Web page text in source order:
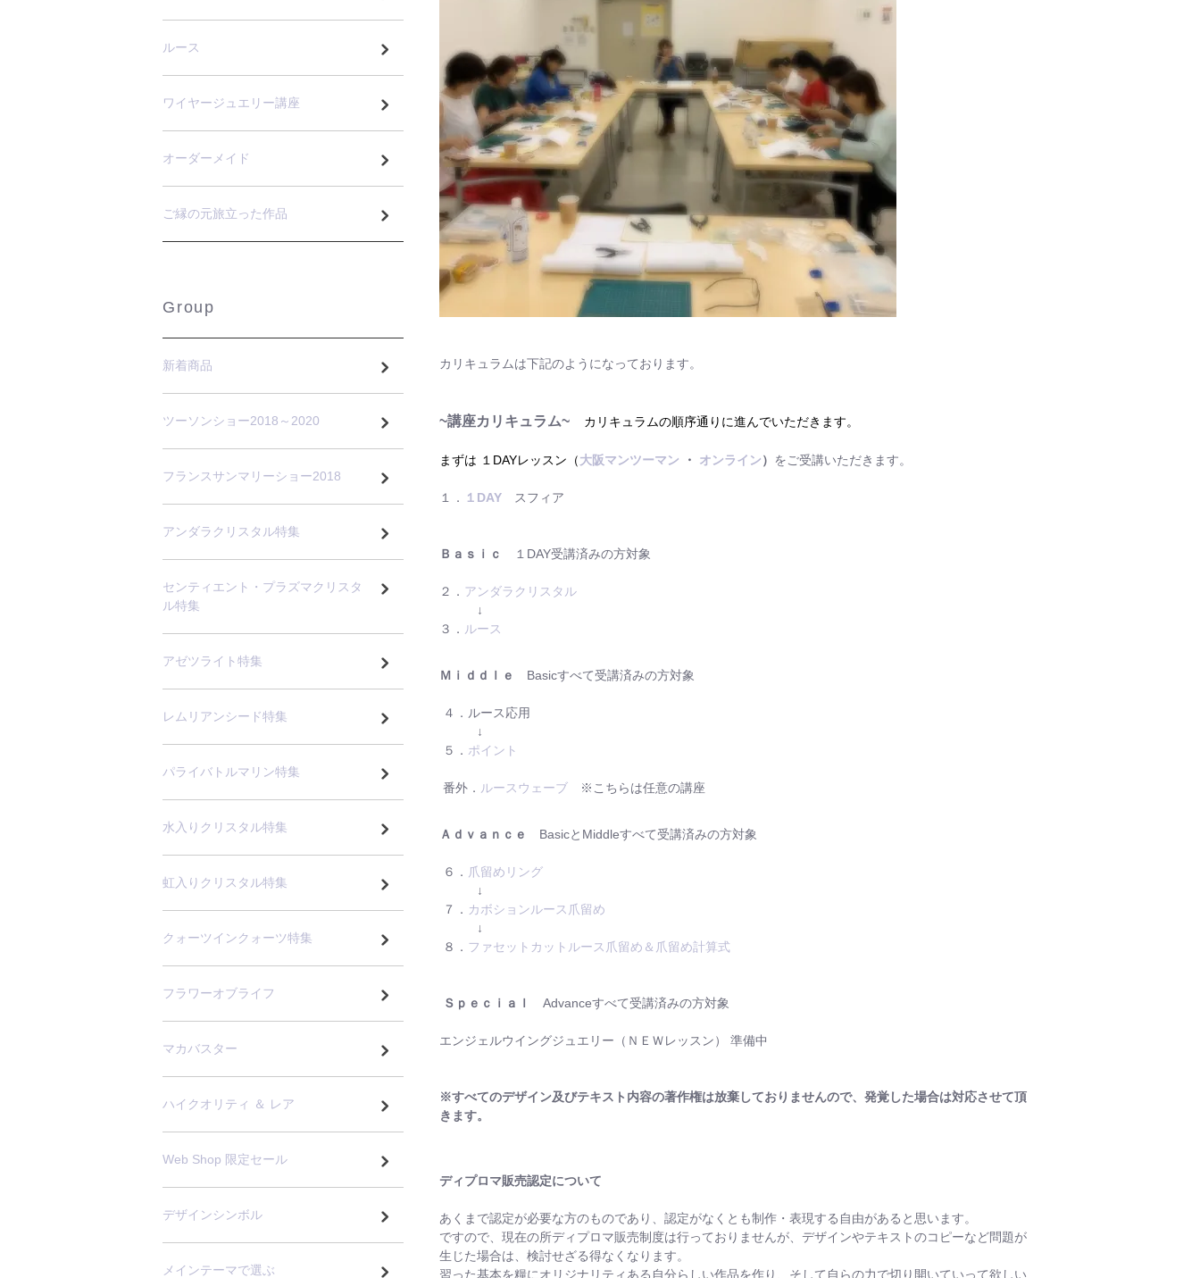
カリキュラムは下記のようになっております。
~講座カリキュラム~ カリキュラムの順序通りに進んでいただきます。
まずは １DAYレッスン（大阪マンツーマン ・ オンライン） をご受講いただきます。
１． １DAY スフィア
Ｂａｓｉｃ １DAY受講済みの方対象
２． アンダラクリスタル
↓
３． ルース
Ｍｉｄｄｌｅ Basicすべて受講済みの方対象
４．ルース応用
↓
５． ポイント
番外． ルースウェーブ ※こちらは任意の講座
Ａｄｖａｎｃｅ BasicとMiddleすべて受講済みの方対象
６． 爪留めリング
↓
７． カボションルース爪留め
↓
８． ファセットカットルース爪留め＆爪留め計算式
Ｓｐｅｃｉａｌ Advanceすべて受講済みの方対象
エンジェルウイングジュエリー（ＮＥＷレッスン） 準備中
※すべてのデザイン及びテキスト内容の著作権は放棄しておりませんので、発覚した場合は対応させて頂
きます。
ディプロマ販売認定について
あくまで認定が必要な方のものであり、認定がなくとも制作・表現する自由があると思います。
ですので、現在の所ディプロマ販売制度は行っておりませんが、デザインやテキストのコピーなど問題が
生じた場合は、検討せざる得なくなります。
習った基本を糧にオリジナリティある自分らしい作品を作り、そして自らの力で切り開いていって欲しい
ルース
ワイヤージュエリー講座
オーダーメイド
ご縁の元旅立った作品
Group
新着商品
ツーソンショー2018～2020
フランスサンマリーショー2018
アンダラクリスタル特集
センティエント・プラズマクリスタ
ル特集
アゼツライト特集
レムリアンシード特集
パライバトルマリン特集
水入りクリスタル特集
虹入りクリスタル特集
クォーツインクォーツ特集
フラワーオブライフ
マカバスター
ハイクオリティ ＆ レア
Web Shop 限定セール
デザインシンボル
メインテーマで選ぶ